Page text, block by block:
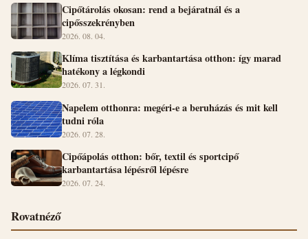
Cipőtárolás okosan: rend a bejáratnál és a
cipősszekrényben
2026. 08. 04.
Klíma tisztítása és karbantartása otthon: így marad
hatékony a légkondi
2026. 07. 31.
Napelem otthonra: megéri-e a beruházás és mit kell
tudni róla
2026. 07. 28.
Cipőápolás otthon: bőr, textil és sportcipő
karbantartása lépésről lépésre
2026. 07. 24.
Rovatnéző